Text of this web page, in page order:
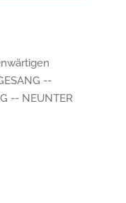
--
-- NEUNTER